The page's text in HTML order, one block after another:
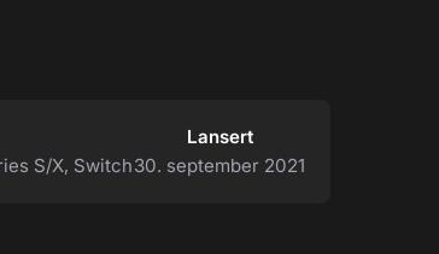
S/X, Switch
Lansert
30. september 2021